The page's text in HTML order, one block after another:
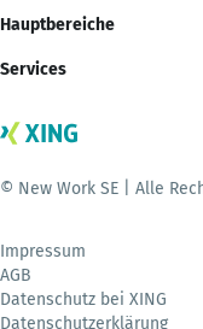
Hauptbereiche
Services
© New Work SE | Alle
Impressum
AGB
Datenschutz bei XING
Datenschutzerklärung